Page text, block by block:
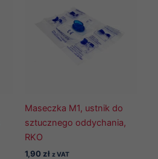
Maseczka M1, ustnik do
sztucznego oddychania,
RKO
1,90 zł z VAT